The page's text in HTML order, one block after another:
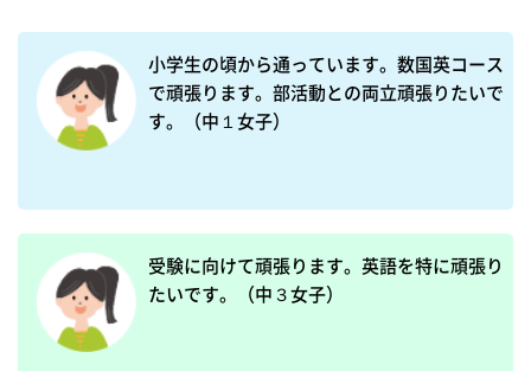
小学生の頃から通っています。数国英コース
で頑張ります。部活動との両立頑張りたいで
す。（中１女子）
受験に向けて頑張ります。英語を特に頑張り
たいです。（中３女子）